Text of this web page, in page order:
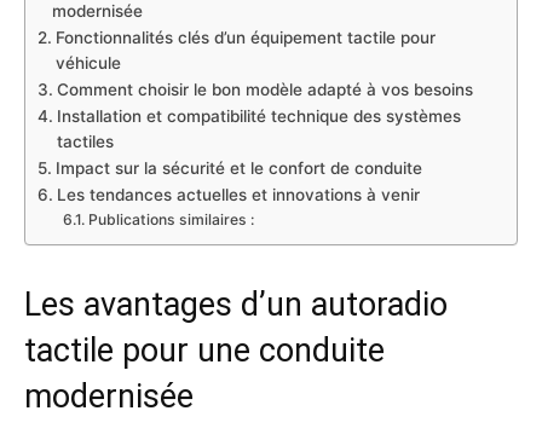
modernisée
Fonctionnalités clés d’un équipement tactile pour
véhicule
Comment choisir le bon modèle adapté à vos besoins
Installation et compatibilité technique des systèmes
tactiles
Impact sur la sécurité et le confort de conduite
Les tendances actuelles et innovations à venir
Publications similaires :
Les avantages d’un autoradio
tactile pour une conduite
modernisée